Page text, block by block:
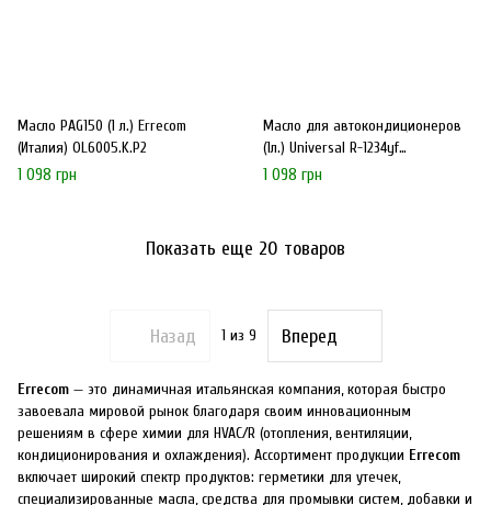
Масло PAG150 (1 л.) Errecom
(Италия) OL6005.K.P2
1 098 грн
Масло для автокондиционеров
(1л.) Universal R-1234yf
OL6059.K.P2 Errecom
1 098 грн
Показать еще 20 товаров
Назад 1 из 9 Вперед
Errecom — это динамичная итальянская компания, которая быстро
завоевала мировой рынок благодаря своим инновационным
решениям в сфере химии для HVAC/R (отопления, вентиляции,
кондиционирования и охлаждения). Ассортимент продукции Errecom
включает широкий спектр продуктов: герметики для утечек,
специализированные масла, средства для промывки систем, добавки и